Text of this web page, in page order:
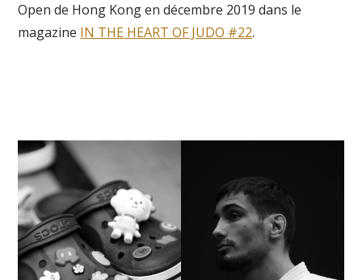
Open de Hong Kong en décembre 2019 dans le
magazine IN THE HEART OF JUDO #22.